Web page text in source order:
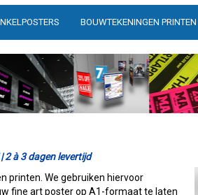
BOUWTEKENINGEN PRINTEN
à 3 dagen levertijd
printen. We gebruiken hiervoor
fine art poster op A1-formaat te laten